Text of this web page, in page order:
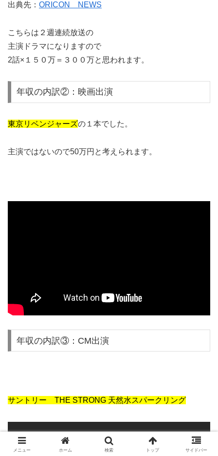
出典先： ORICON NEWS
こちらは２週連続放送の
主演ドラマになりますので
2話×１５０万＝３００万と思われます。
年収の内訳②：映画出演
東京リベンジャーズの１本でした。
主演ではないので50万円と考えられます。
年収の内訳③：CM出演
サントリー THE STRONG 天然水スパークリング
メニュー ホーム 検索 トップ サイドバー